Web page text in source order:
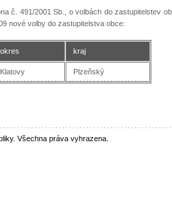
č. 491/2001 Sb., o volbách do zastupitelstev
nové volby do zastupitelstva obce:
okres kraj
Klatovy Plzeňský
Všechna práva vyhrazena.